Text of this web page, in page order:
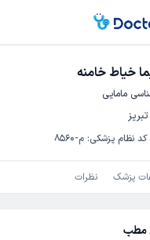
خیاط خامنه
مامایی
تبریز
کد نظام پزشکی: م-8560
پزشک نظرات
مطب